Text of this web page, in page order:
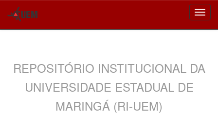
REPOSITÓRIO INSTITUCIONAL DA
UNIVERSIDADE ESTADUAL DE
MARINGÁ (RI-UEM)